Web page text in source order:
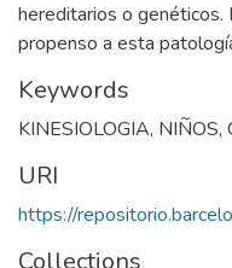
hereditarios o genéticos.
propenso a esta
Keywords
KINESIOLOGIA, NIÑOS,
URI
https://
Collections